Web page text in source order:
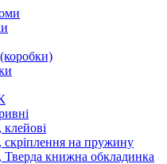
скріплення на пружину
Тверда книжна обкладинка